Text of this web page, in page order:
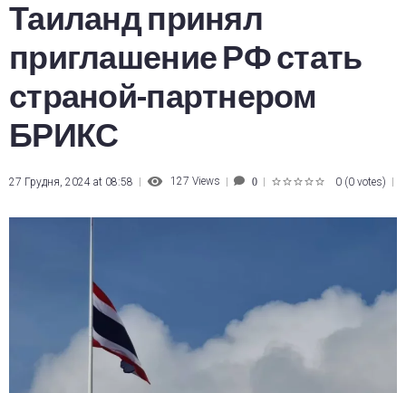
Таиланд принял
приглашение РФ стать
страной-партнером
БРИКС
27 Грудня, 2024 at 08:58 127 Views 0 0 (0 votes)